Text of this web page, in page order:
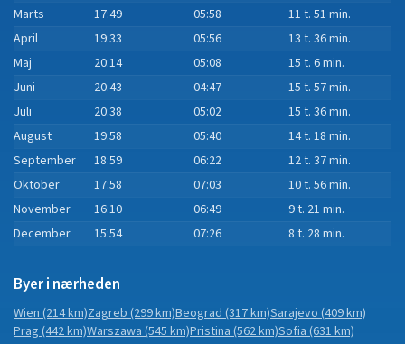
Marts
17:49 05:58
11 t. 51 min.
April
19:33 05:56
13 t. 36 min.
Maj
20:14 05:08
15 t. 6 min.
Juni
20:43 04:47
15 t. 57 min.
Juli
20:38 05:02
15 t. 36 min.
August
19:58 05:40
14 t. 18 min.
September
18:59 06:22
12 t. 37 min.
Oktober
17:58 07:03
10 t. 56 min.
November
16:10 06:49
9 t. 21 min.
December
15:54 07:26 8 t. 28 min.
Byer i nærheden
Wien(214 km)Zagreb(299 km)Beograd(317 km)Sarajevo(409 km)
Prag(442 km)Warszawa(545 km)Pristina(562 km)Sofia(631 km)